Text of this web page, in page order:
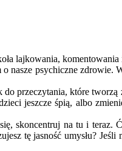
lajkowania,
nasze psychiczne zdrowie.
przeczytania, które tworzą
jeszcze śpią, albo
skoncentruj na tu i teraz.
tę jasność umysłu?